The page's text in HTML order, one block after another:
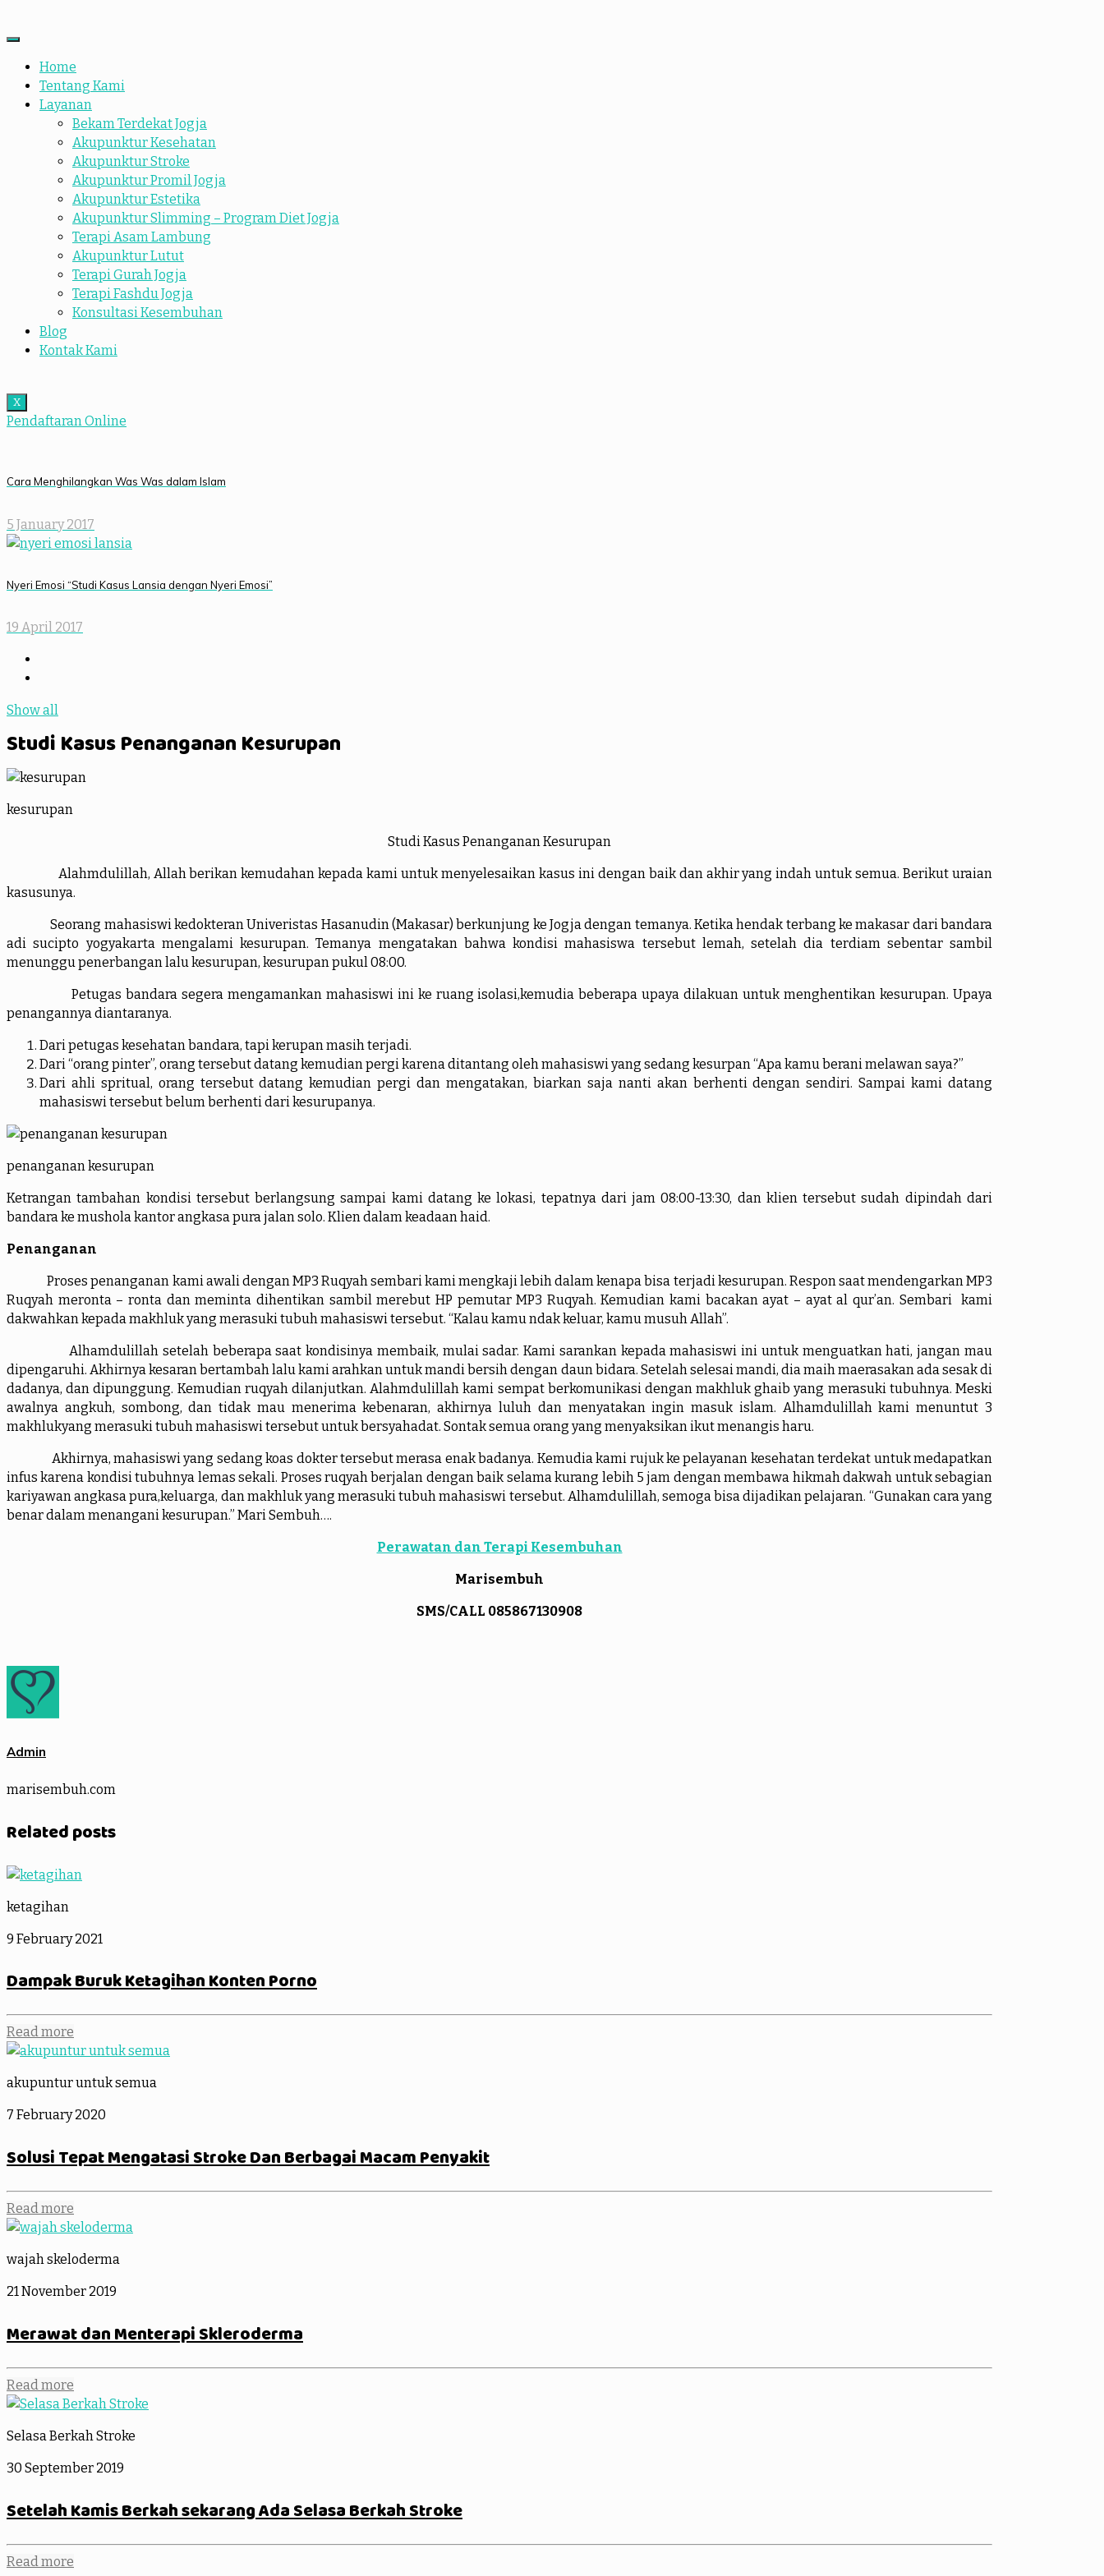
Home
Tentang Kami
Layanan
Bekam Terdekat Jogja
Akupunktur Kesehatan
Akupunktur Stroke
Akupunktur Promil Jogja
Akupunktur Estetika
Akupunktur Slimming – Program Diet Jogja
Terapi Asam Lambung
Akupunktur Lutut
Terapi Gurah Jogja
Terapi Fashdu Jogja
Konsultasi Kesembuhan
Blog
Kontak Kami
X
Pendaftaran Online
Cara Menghilangkan Was Was dalam Islam
5 January 2017
Nyeri Emosi “Studi Kasus Lansia dengan Nyeri Emosi”
19 April 2017
Show all
Studi Kasus Penanganan Kesurupan
kesurupan
Studi Kasus Penanganan Kesurupan
Alahmdulillah, Allah berikan kemudahan kepada kami untuk menyelesaikan kasus ini dengan baik dan akhir yang indah untuk semua. Berikut uraian
kasusunya.
Seorang mahasiswi kedokteran Univeristas Hasanudin (Makasar) berkunjung ke Jogja dengan temanya. Ketika hendak terbang ke makasar dari bandara
adi sucipto yogyakarta mengalami kesurupan. Temanya mengatakan bahwa kondisi mahasiswa tersebut lemah, setelah dia terdiam sebentar sambil
menunggu penerbangan lalu kesurupan, kesurupan pukul 08:00.
Petugas bandara segera mengamankan mahasiswi ini ke ruang isolasi,kemudia beberapa upaya dilakuan untuk menghentikan kesurupan. Upaya
penangannya diantaranya.
Dari petugas kesehatan bandara, tapi kerupan masih terjadi.
Dari “orang pinter”, orang tersebut datang kemudian pergi karena ditantang oleh mahasiswi yang sedang kesurpan “Apa kamu berani melawan saya?”
Dari ahli spritual, orang tersebut datang kemudian pergi dan mengatakan, biarkan saja nanti akan berhenti dengan sendiri. Sampai kami datang
mahasiswi tersebut belum berhenti dari kesurupanya.
penanganan kesurupan
Ketrangan tambahan kondisi tersebut berlangsung sampai kami datang ke lokasi, tepatnya dari jam 08:00-13:30, dan klien tersebut sudah dipindah dari
bandara ke mushola kantor angkasa pura jalan solo. Klien dalam keadaan haid.
Penanganan
Proses penanganan kami awali dengan MP3 Ruqyah sembari kami mengkaji lebih dalam kenapa bisa terjadi kesurupan. Respon saat mendengarkan MP3
Ruqyah meronta – ronta dan meminta dihentikan sambil merebut HP pemutar MP3 Ruqyah. Kemudian kami bacakan ayat – ayat al qur’an. Sembari kami
dakwahkan kepada makhluk yang merasuki tubuh mahasiswi tersebut. “Kalau kamu ndak keluar, kamu musuh Allah”.
Alhamdulillah setelah beberapa saat kondisinya membaik, mulai sadar. Kami sarankan kepada mahasiswi ini untuk menguatkan hati, jangan mau
dipengaruhi. Akhirnya kesaran bertambah lalu kami arahkan untuk mandi bersih dengan daun bidara. Setelah selesai mandi, dia maih maerasakan ada sesak di
dadanya, dan dipunggung. Kemudian ruqyah dilanjutkan. Alahmdulillah kami sempat berkomunikasi dengan makhluk ghaib yang merasuki tubuhnya. Meski
awalnya angkuh, sombong, dan tidak mau menerima kebenaran, akhirnya luluh dan menyatakan ingin masuk islam. Alhamdulillah kami menuntut 3
makhlukyang merasuki tubuh mahasiswi tersebut untuk bersyahadat. Sontak semua orang yang menyaksikan ikut menangis haru.
Akhirnya, mahasiswi yang sedang koas dokter tersebut merasa enak badanya. Kemudia kami rujuk ke pelayanan kesehatan terdekat untuk medapatkan
infus karena kondisi tubuhnya lemas sekali. Proses ruqyah berjalan dengan baik selama kurang lebih 5 jam dengan membawa hikmah dakwah untuk sebagian
kariyawan angkasa pura,keluarga, dan makhluk yang merasuki tubuh mahasiswi tersebut. Alhamdulillah, semoga bisa dijadikan pelajaran. “Gunakan cara yang
benar dalam menangani kesurupan.” Mari Sembuh….
Perawatan dan Terapi Kesembuhan
Marisembuh
SMS/CALL 085867130908
Admin
marisembuh.com
Related posts
ketagihan
9 February 2021
Dampak Buruk Ketagihan Konten Porno
Read more
akupuntur untuk semua
7 February 2020
Solusi Tepat Mengatasi Stroke Dan Berbagai Macam Penyakit
Read more
wajah skeloderma
21 November 2019
Merawat dan Menterapi Skleroderma
Read more
Selasa Berkah Stroke
30 September 2019
Setelah Kamis Berkah sekarang Ada Selasa Berkah Stroke
Read more